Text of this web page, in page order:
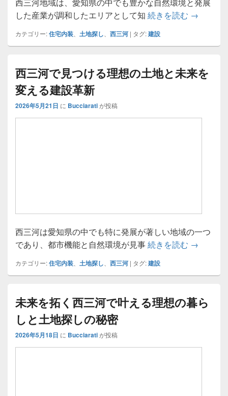
した産業が調和したエリアとして知 続きを読む 西三河で
→
カテゴリー:住宅内装 土地探し 西三河 | タグ:建設
西三河で見つける理想の土地と未来を
変える建設革新
2026年5月21日 に Bucciaratiが投稿
西三河は愛知県の中でも特に発展が著しい地域の一つ
であり、都市機能と自然環境が見事続きを読む 西三河で
→
カテゴリー:住宅内装 土地探し 西三河 | タグ:建設
未来を拓く西三河で叶える理想の暮ら
しと土地探しの秘密
2026年5月18日 に Bucciaratiが投稿